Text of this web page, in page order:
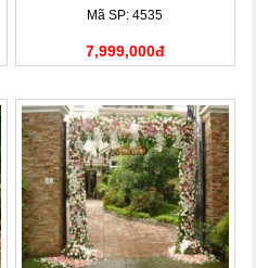
Mã SP: 4535
7,999,000đ